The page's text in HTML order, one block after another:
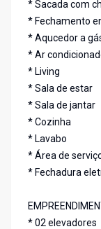
* Sacada com
* Fechamento
* Aqucedor a
* Ar
* Living
* Sala de estar
* Sala de jantar
* Cozinha
* Lavabo
* Área de
* Fechadura
* 02 elevadores